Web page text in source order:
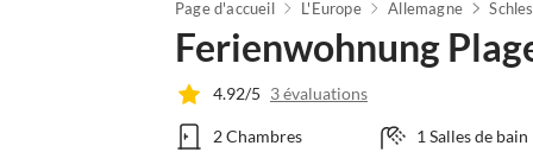
Page d'accueil L'Europe Allemagne
Ferienwohnung
4.92/5 3 évaluations
2 Chambres 1 Salles de bain